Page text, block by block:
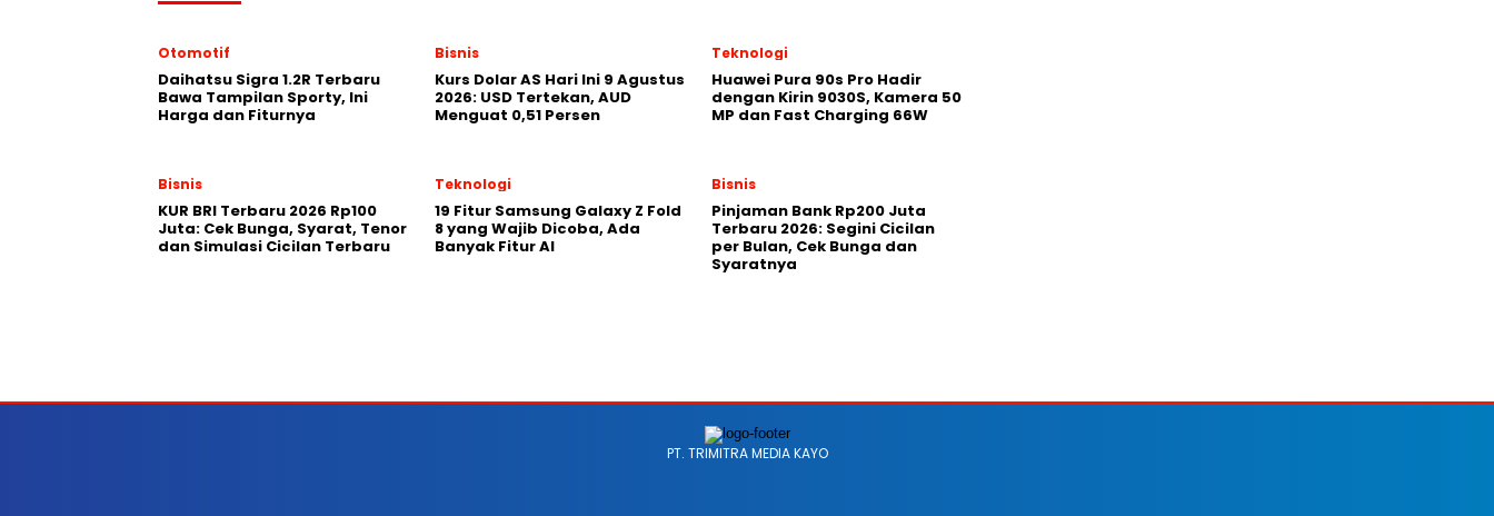
Otomotif
Daihatsu Sigra 1.2R Terbaru
Bawa Tampilan Sporty, Ini
Harga dan Fiturnya
Bisnis
Kurs Dolar AS Hari Ini 9 Agustus
2026: USD Tertekan, AUD
Menguat 0,51 Persen
Teknologi
Huawei Pura 90s Pro Hadir
dengan Kirin 9030S, Kamera 50
MP dan Fast Charging 66W
Bisnis
KUR BRI Terbaru 2026 Rp100
Juta: Cek Bunga, Syarat, Tenor
dan Simulasi Cicilan Terbaru
Teknologi
19 Fitur Samsung Galaxy Z Fold
8 yang Wajib Dicoba, Ada
Banyak Fitur AI
Bisnis
Pinjaman Bank Rp200 Juta
Terbaru 2026: Segini Cicilan
per Bulan, Cek Bunga dan
Syaratnya
PT. TRIMITRA MEDIA KAYO